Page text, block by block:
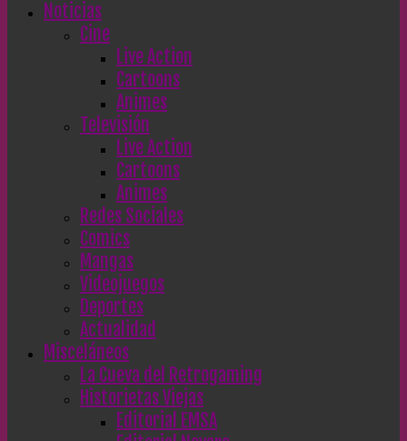
Noticias
Cine
Live Action
Cartoons
Animes
Televisión
Live Action
Cartoons
Animes
Redes Sociales
Comics
Mangas
Videojuegos
Deportes
Actualidad
Misceláneos
La Cueva del Retrogaming
Historietas Viejas
Editorial EMSA